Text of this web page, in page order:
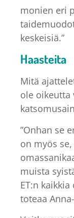
monien eri
keskeisiä.”
Haasteita
Mitä
ole oikeutta
”Onhan se
on myös
muista
ET:n
toteaa